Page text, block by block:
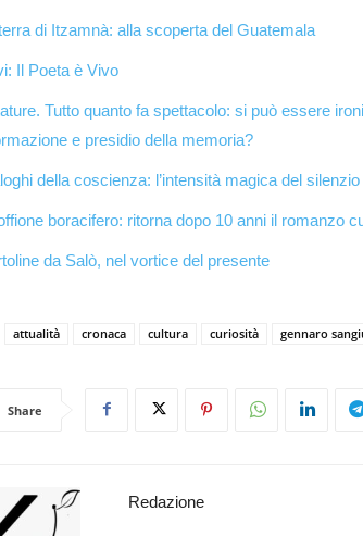
di Itzamnà: alla scoperta del Guatemala
Il Poeta è Vivo
Tutto quanto fa spettacolo: si può essere
e presidio della memoria?
della coscienza: l’intensità magica del
boracifero: ritorna dopo 10 anni il romanzo
da Salò, nel vortice del presente
attualità cronaca cultura curiosità gennaro
Share
Redazione